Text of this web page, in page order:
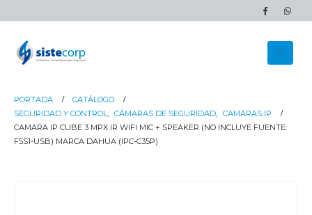
PORTADA
CATÁLOGO
SEGURIDAD Y CONTROL, CÁMARAS DE SEGURIDAD, CAMARAS IP
CAMARA IP CUBE 3 MPX IR WIFI MIC + SPEAKER (NO INCLUYE FUENTE:
F5S1-USB) MARCA DAHUA (IPC-C35P)